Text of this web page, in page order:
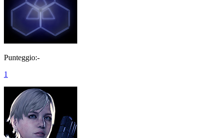
Punteggio:-
1